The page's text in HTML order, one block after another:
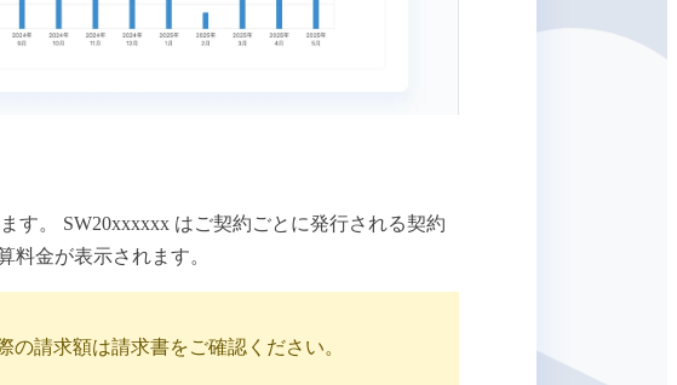
す。 SW20xxxxxx はご契約ごとに発行される契約
料金が表示されます。
請求額は請求書をご確認ください。